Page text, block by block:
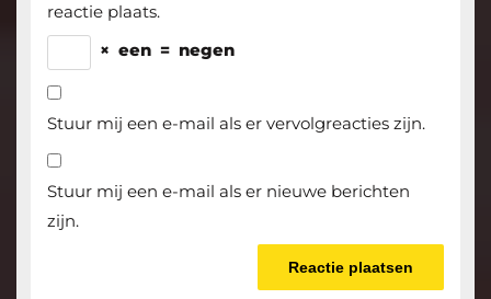
reactie plaats.
× een = negen
Stuur mij een e-mail als er vervolgreacties zijn.
Stuur mij een e-mail als er nieuwe berichten
zijn.